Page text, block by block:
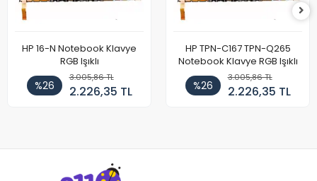
HP 16-N Notebook Klavye
RGB Işıklı
%26
3.005,86 TL
2.226,35 TL
HP TPN-C167 TPN-Q265
Notebook Klavye RGB Işıklı
%26
3.005,86 TL
2.226,35 TL